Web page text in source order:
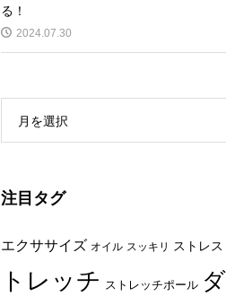
る！
2024.07.30
月を選択
注目タグ
エクササイズ オイル スッキリ ストレス
トレッチ ストレッチポール